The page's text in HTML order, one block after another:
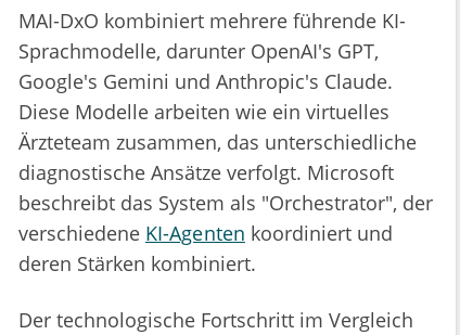
MAI-DxO kombiniert mehrere führende KI-
Sprachmodelle, darunter OpenAI's GPT,
Google's Gemini und Anthropic's Claude.
Diese Modelle arbeiten wie ein virtuelles
Ärzteteam zusammen, das unterschiedliche
diagnostische Ansätze verfolgt. Microsoft
beschreibt das System als "Orchestrator", der
verschiedene KI-Agenten koordiniert und
deren Stärken kombiniert.
Der technologische Fortschritt im Vergleich